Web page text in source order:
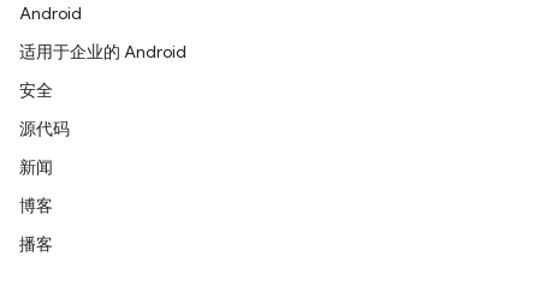
Android
适用于企业的 Android
安全
源代码
新闻
博客
播客